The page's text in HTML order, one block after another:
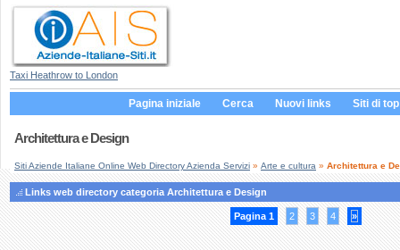
Taxi Heathrow to London
Pagina iniziale Cerca Nuovi links Siti di top
Architettura e Design
Siti Aziende Italiane Online Web Directory Azienda Servizi » Arte e cultura » Architettura e
Links web directory categoria Architettura e Design
Pagina 1 2 3 4 »